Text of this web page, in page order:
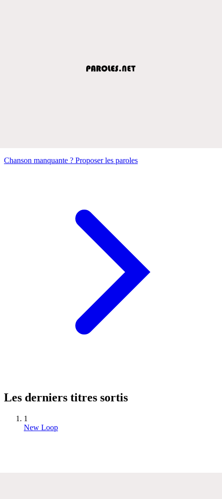
Chanson manquante ? Proposer les paroles
Les derniers titres sortis
1
New Loop